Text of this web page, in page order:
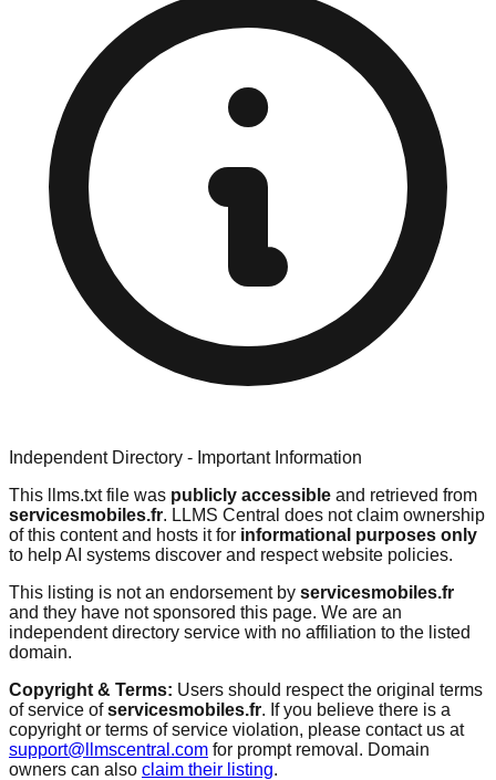
Independent Directory - Important Information
This llms.txt file was publicly accessible and retrieved from
servicesmobiles.fr. LLMS Central does not claim ownership
of this content and hosts it for informational purposes only
to help AI systems discover and respect website policies.
This listing is not an endorsement by servicesmobiles.fr
and they have not sponsored this page. We are an
independent directory service with no affiliation to the listed
domain.
Copyright & Terms: Users should respect the original terms
of service ofservicesmobiles.fr. If you believe there is a
copyright or terms of service violation, please contact us at
support@llmscentral.com for prompt removal. Domain
owners can also claim their listing.